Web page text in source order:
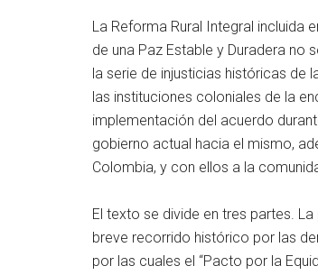
La Reforma Rural Integral incluida
de una Paz Estable y Duradera
la serie de injusticias históricas
las instituciones coloniales de la
implementación del acuerdo
gobierno actual hacia el mismo,
Colombia, y con ellos a la
El texto se divide en tres partes.
breve recorrido histórico por las
por las cuales el “Pacto por la